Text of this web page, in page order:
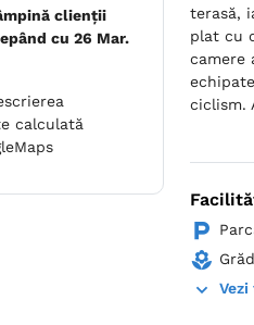
clienții
cu 26 Mar.
calculată
terasă,
plat cu
camere
ciclism.
Vezi